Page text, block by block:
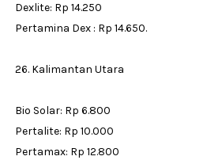
Dexlite: Rp 14.250
Pertamina Dex : Rp 14.650.
26. Kalimantan Utara
Bio Solar: Rp 6.800
Pertalite: Rp 10.000
Pertamax: Rp 12.800